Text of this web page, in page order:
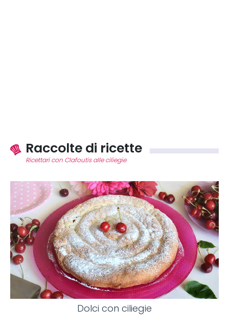
Raccolte di ricette
Ricettari con Clafoutis alle ciliegie
Dolci con ciliegie